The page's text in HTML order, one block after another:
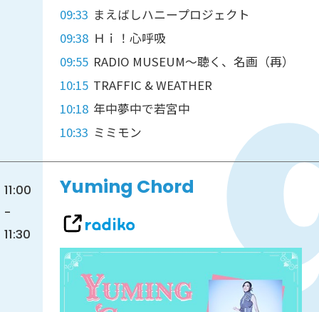
09:33 まえばしハニープロジェクト
09:38 Ｈｉ！心呼吸
09:55 RADIO MUSEUM～聴く、名画（再）
10:15 TRAFFIC & WEATHER
10:18 年中夢中で若宮中
10:33 ミミモン
11:00
-
11:30
Yuming Chord